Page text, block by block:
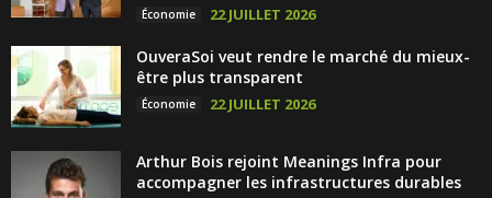
Économie 22 JUILLET 2026
OuveraSoi veut rendre le marché du mieux-
être plus transparent
Économie 22 JUILLET 2026
Arthur Bois rejoint Meanings Infra pour
accompagner les infrastructures durables